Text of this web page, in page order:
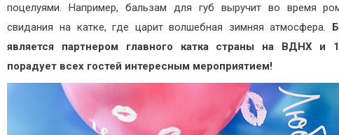
поцелуями. Например, бальзам для губ выручит во время
свидания на катке, где царит волшебная зимняя атмосфера.
является партнером главного катка страны на ВДНХ и
порадует всех гостей интересным мероприятием!